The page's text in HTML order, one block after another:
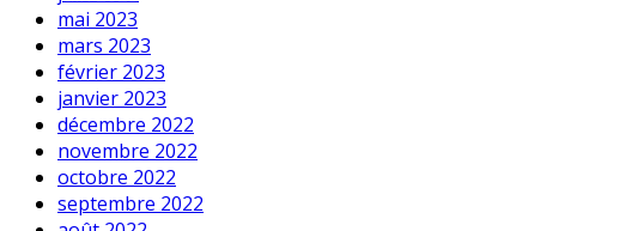
mai 2023
mars 2023
février 2023
janvier 2023
décembre 2022
novembre 2022
octobre 2022
septembre 2022